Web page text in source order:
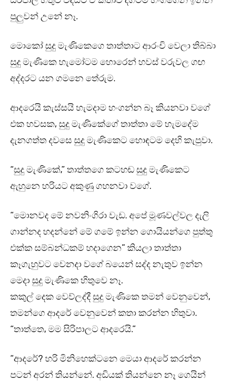
පුලුවන් උනේ නෑ.
මොකෝ සුදු මැණිකෙගෙ තාත්තාට ආරංචි වෙලා තිබ්බා
සුදු මැණිකෙ හැමෝටම හොරෙන් හවස් වරුවල ගඟ
අද්දරට යන ගමනෙ තේරුම.
ආදරෙයි කැස්සයි හැමදාම හංගන්න බෑ කියනවා වගේ
එක හවසක, සුදු මැණිකේගේ තාත්තා මේ හැමදේම
දැනගත්ත දවසෙ සුදු මැණිකෙට හොඳටම දෙහි කැපුවා.
“සුදු මැණිකේ,” තාත්තගෙ කටහඬ සුදු මැණිකෙට
ඇහුනෙ හරියට අකුණු ගහනවා වගේ.
“මොනවද මේ නවනිංගිරා වැඩ. අපේ මූණවල්වල දැලි
ගාන්නද හදන්නේ මේ ගමේ ඉන්න ගොයියන්ගෙ පුත්තු
එක්ක සම්බන්ධකම් හදාගෙන” කියලා තාත්තා
කෑගැහුවට වෙනදා වගේ බයෙන් සද්ද නැතුව ඉන්න
මෙදා සුදු මැණිකෙ හිතුවෙ නෑ.
කකුල් දෙක වෙව්ලද්දී සුදු මැණිකෙ තමන් වෙනුවෙන්,
තමන්ගෙ ආදරේ වෙනුවෙන් කතා කරන්න හිතුවා.
“තාත්තෙ, මම සිරිපාලට ආදරෙයි.”
“ආදරේ? හරි මිනිහෙක්ටනෙ මෙයා ආදරේ කරන්න
පටන් අරන් තියන්නේ. අඩියක් තියන්නෙ නෑ ගෙයින්